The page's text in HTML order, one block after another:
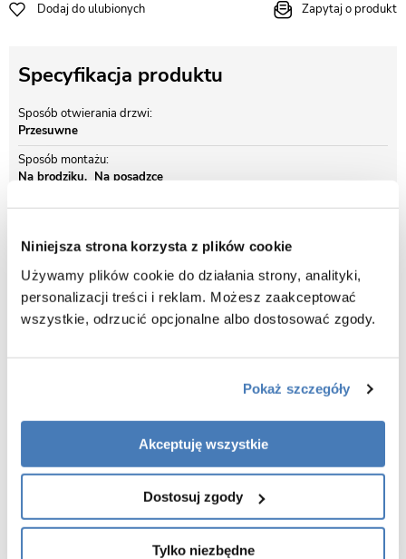
Niniejsza strona korzysta z plików cookie
Używamy plików cookie do działania strony, analityki,
personalizacji treści i reklam. Możesz zaakceptować
wszystkie, odrzucić opcjonalne albo dostosować zgody.
Pokaż szczegóły
Akceptuję wszystkie
Dostosuj zgody
Tylko niezbędne
Dodaj do ulubionych Zapytaj o produkt
Specyfikacja produktu
Sposób otwierania drzwi
Przesuwne
Sposób montażu
Na brodziku
Na posadzce
Bok kabiny krótszy
Bok kabiny dłuższy
110 cm
Kolor profili
Złoty szczotkowany - Gold Brushed
Opis produktu Złota szczotkowana kabina
Cechy kabiny prysznicowej 110x100 Montana Rea:
wymiary 110 drzwi cm x 100 cm ścianka stała
zakres regulacji na profilach: +/- 15 mm kolor profili złoty